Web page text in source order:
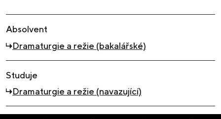
Absolvent
Dramaturgie a režie (bakalářské)
Studuje
Dramaturgie a režie (navazující)